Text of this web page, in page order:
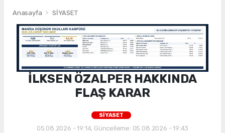
Anasayfa SİYASET
İLKSEN ÖZALPER HAKKINDA
FLAŞ KARAR
SİYASET
05.08.2026 - 19:14, Güncelleme: 05.08.2026 - 19:43